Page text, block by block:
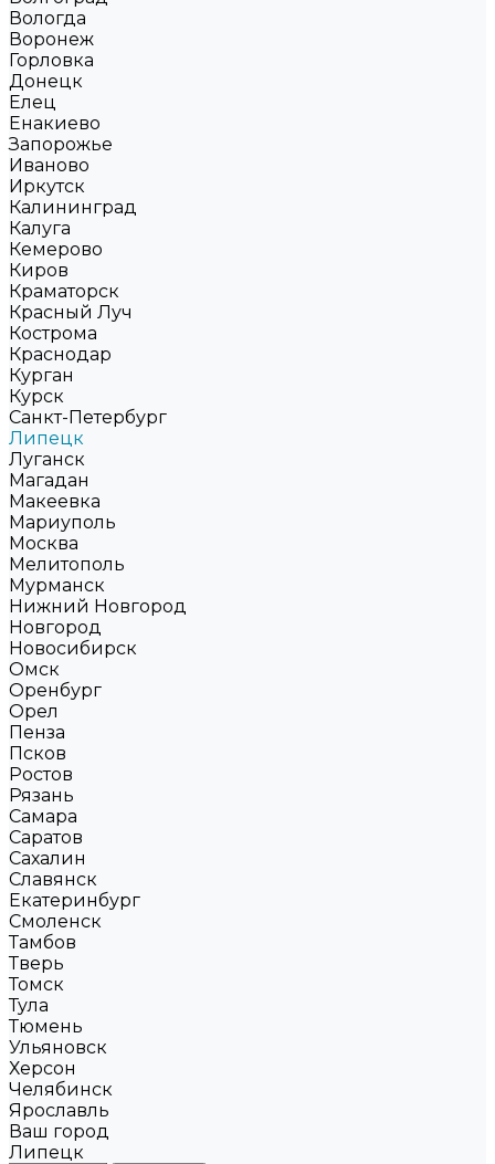
Вологда
Воронеж
Горловка
Донецк
Елец
Енакиево
Запорожье
Иваново
Иркутск
Калининград
Калуга
Кемерово
Киров
Краматорск
Красный Луч
Кострома
Краснодар
Курган
Курск
Санкт-Петербург
Липецк
Луганск
Магадан
Макеевка
Мариуполь
Москва
Мелитополь
Мурманск
Нижний Новгород
Новгород
Новосибирск
Омск
Оренбург
Орел
Пенза
Псков
Ростов
Рязань
Самара
Саратов
Сахалин
Славянск
Екатеринбург
Смоленск
Тамбов
Тверь
Томск
Тула
Тюмень
Ульяновск
Херсон
Челябинск
Ярославль
Ваш город
Липецк